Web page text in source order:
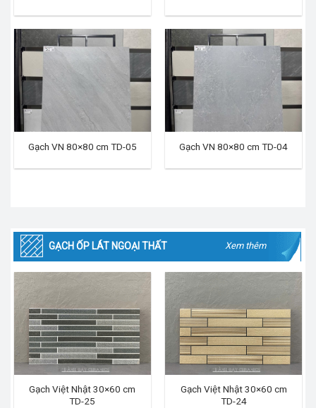
Gạch VN 80×80 cm TD-05 Gạch VN 80×80 cm TD-04
GẠCH ỐP LÁT NGOẠI THẤT Xem thêm
Gạch Việt Nhật 30×60 cm
TD-25
Gạch Việt Nhật 30×60 cm
TD-24